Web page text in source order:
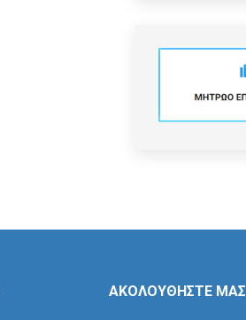
ΑΚΟΛΟΥΘΗΣΤΕ ΜΑΣ